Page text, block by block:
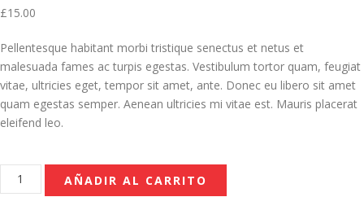
£15.00
Pellentesque habitant morbi tristique senectus et netus et
malesuada fames ac turpis egestas. Vestibulum tortor quam, feugiat
vitae, ultricies eget, tempor sit amet, ante. Donec eu libero sit amet
quam egestas semper. Aenean ultricies mi vitae est. Mauris placerat
eleifend leo.
Woo
Ninja
AÑADIR AL CARRITO